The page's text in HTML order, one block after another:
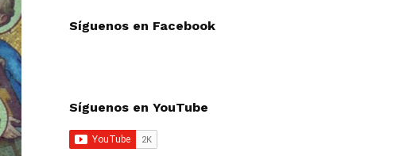
Síguenos en Facebook
Síguenos en YouTube